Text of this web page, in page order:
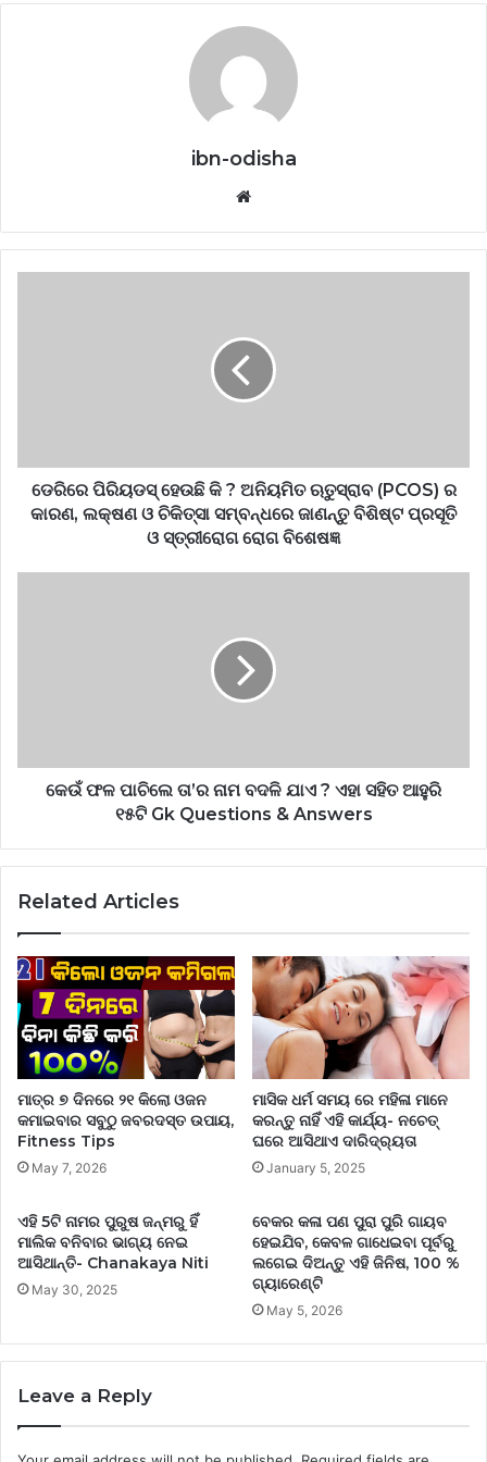
ibn-odisha
Website
ଡେରିରେ ପିରିୟଡସ୍ ହେଉଛି କି ? ଅନିୟମିତ ଋତୁସ୍ରାବ (PCOS) ର
କାରଣ, ଲକ୍ଷଣ ଓ ଚିକିତ୍ସା ସମ୍ବନ୍ଧରେ ଜାଣନ୍ତୁ ବିଶିଷ୍ଟ ପ୍ରସୂତି
ଓ ସ୍ତ୍ରୀରୋଗ ରୋଗ ବିଶେଷଜ୍ଞ
କେଉଁ ଫଳ ପାଚିଲେ ତା’ର ନାମ ବଦଳି ଯାଏ ? ଏହା ସହିତ ଆହୁରି
୧୫ଟି Gk Questions & Answers
Related Articles
ମାତ୍ର ୭ ଦିନରେ ୨୧ କିଲୋ ଓଜନ
କମାଇବାର ସବୁଠୁ ଜବରଦସ୍ତ ଉପାୟ,
Fitness Tips
May 7, 2026
ମାସିକ ଧର୍ମ ସମୟ ରେ ମହିଳା ମାନେ
କରନ୍ତୁ ନାହିଁ ଏହି କାର୍ଯ୍ୟ- ନଚେତ୍
ଘରେ ଆସିଥାଏ ଦାରିଦ୍ର୍ୟତା
January 5, 2025
ଏହି 5ଟି ନାମର ପୁରୁଷ ଜନ୍ମରୁ ହିଁ
ମାଲିକ ବନିବାର ଭାଗ୍ୟ ନେଇ
ଆସିଥାନ୍ତି- Chanakaya Niti
May 30, 2025
ବେକର କଳା ପଣ ପୁରା ପୁରି ଗାୟବ
ହେଇଯିବ, କେବଳ ଗାଧେଇବା ପୂର୍ବରୁ
ଲଗେଇ ଦିଅନ୍ତୁ ଏହି ଜିନିଷ, 100 %
ଗ୍ୟାରେଣ୍ଟି
May 5, 2026
Leave a Reply